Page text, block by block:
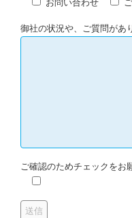
お問い合わせ
御社の状況や、ご質問があ
ご確認のためチェックをお